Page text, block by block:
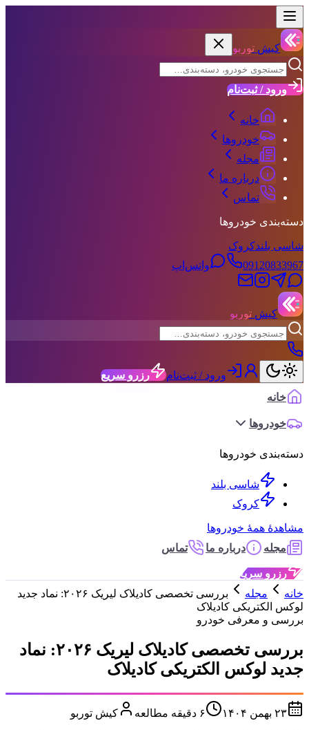
کیش توربو
ورود / ثبت‌نام
خانه
خودروها
مجله
درباره ما
تماس
دسته‌بندی خودروها
شاسی بلندکروک
09120833967
واتس‌اپ
کیش توربو
ورود / ثبت‌نام
رزرو سریع
خانه
خودروها
دسته‌بندی خودروها
شاسی بلند
کروک
مشاهدهٔ همهٔ خودروها
مجله
درباره ما تماس
رزرو سریع
خانه
مجله
بررسی تخصصی کادیلاک لیریک ۲۰۲۶: نماد جدید
لوکس الکتریکی کادیلاک
بررسی و معرفی خودرو
بررسی تخصصی کادیلاک لیریک ۲۰۲۶: نماد
جدید لوکس الکتریکی کادیلاک
۲۳ بهمن ۱۴۰۴ ۶ دقیقه مطالعه کیش توربو